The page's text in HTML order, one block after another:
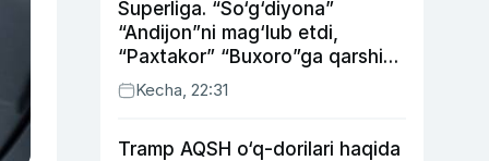
Superliga. “So‘g‘diyona”
“Andijon”ni mag‘lub etdi,
“Paxtakor” “Buxoro”ga qarshi
bahsda g‘alabani qo‘ldan
chiqardi
Kecha, 22:31
Tramp AQSH o‘q-dorilari haqida